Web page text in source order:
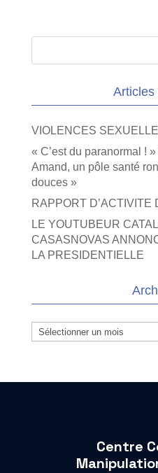
Articles
VIOLENCES
« C’est du paranormal !
Amand, un pôle santé
douces »
RAPPORT D’ACTIVITE
LE YOUTUBEUR
CASASNOVAS
LA PRESIDENTIELLE
Archives
Centre